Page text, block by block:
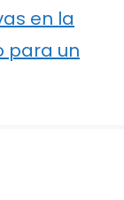
en la
para un